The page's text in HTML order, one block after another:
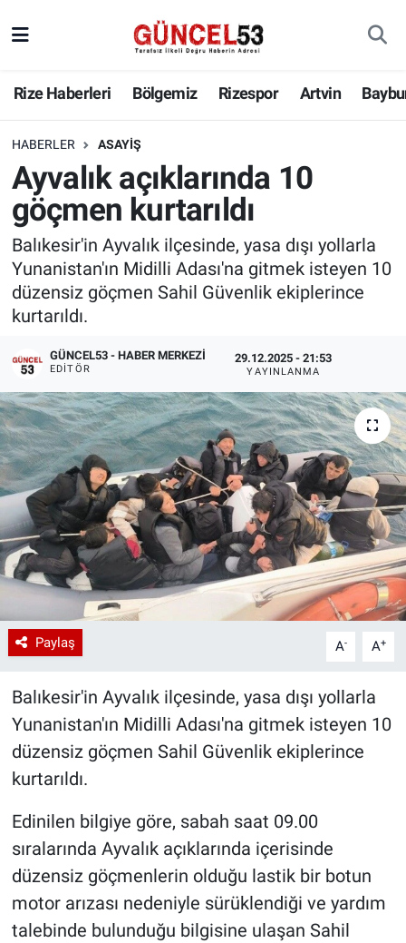
Rize Haberleri Bölgemiz Rizespor Artvin
HABERLER ASAYIŞ
Ayvalık açıklarında 10
göçmen kurtarıldı
Balıkesir'in Ayvalık ilçesinde, yasa dışı yollarla
Yunanistan'ın Midilli Adası'na gitmek isteyen 10
düzensiz göçmen Sahil Güvenlik ekiplerince
kurtarıldı.
GÜNCEL53 - HABER MERKEZI
EDITÖR
29.12.2025 - 21:53
YAYINLANMA
Paylaş A- A+
Balıkesir'in Ayvalık ilçesinde, yasa dışı yollarla
Yunanistan'ın Midilli Adası'na gitmek isteyen 10
düzensiz göçmen Sahil Güvenlik ekiplerince
kurtarıldı.
Edinilen bilgiye göre, sabah saat 09.00
sıralarında Ayvalık açıklarında içerisinde
düzensiz göçmenlerin olduğu lastik bir botun
motor arızası nedeniyle sürüklendiği ve yardım
talebinde bulunduğu bilgisine ulaşan Sahil